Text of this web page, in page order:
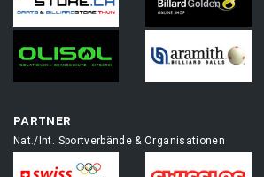
PARTNER
Nat./Int. Sportverbände & Organisationen